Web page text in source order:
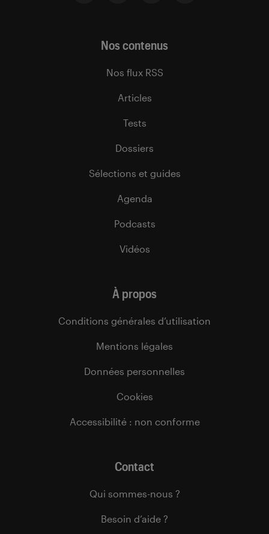
Nos contenus
Nos flux RSS
Articles
Tests
Dossiers
Sélections et guides
Agenda
Podcasts
Vidéos
À propos
Conditions générales d’utilisation
Mentions légales
Données personnelles
Cookies
Accessibilité : non conforme
Contact
Qui sommes-nous ?
Besoin d’aide ?